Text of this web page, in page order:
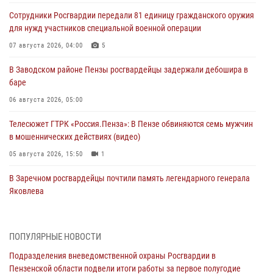
Сотрудники Росгвардии передали 81 единицу гражданского оружия
для нужд участников специальной военной операции
07 августа 2026, 04:00 5
В Заводском районе Пензы росгвардейцы задержали дебошира в
баре
06 августа 2026, 05:00
Телесюжет ГТРК «Россия.Пенза»: В Пензе обвиняются семь мужчин
в мошеннических действиях (видео)
05 августа 2026, 15:50 1
В Заречном росгвардейцы почтили память легендарного генерала
Яковлева
Сотрудники пензенского ОМОН «Страж» познакомили участников
05 августа 2026, 06:15
ПОПУЛЯРНЫЕ НОВОСТИ
Подразделения вневедомственной охраны Росгвардии в
Пензенской области подвели итоги работы за первое полугодие